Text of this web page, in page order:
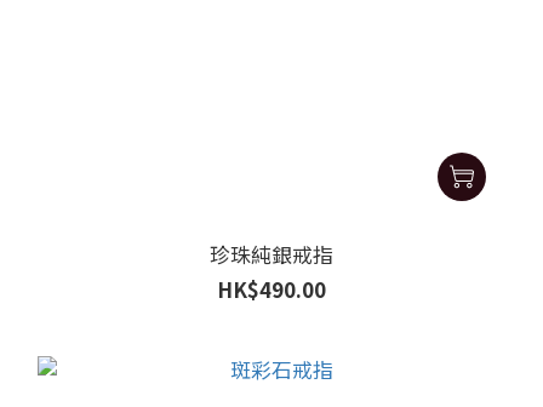
珍珠純銀戒指
HK$490.00